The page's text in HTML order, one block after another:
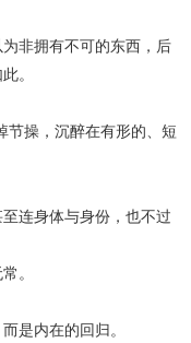
非拥有不可的东西，后
。
节操，沉醉在有形的、短
连身体与身份，也不过
。
是内在的回归。